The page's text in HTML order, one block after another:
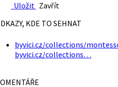
Uložit Zavřít
KDE TO SEHNAT
byvici.cz/collections/
byvici.cz/collections…